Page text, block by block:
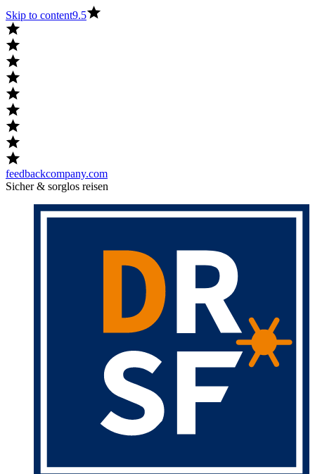
Skip to content9.5
feedbackcompany.com
Sicher & sorglos reisen